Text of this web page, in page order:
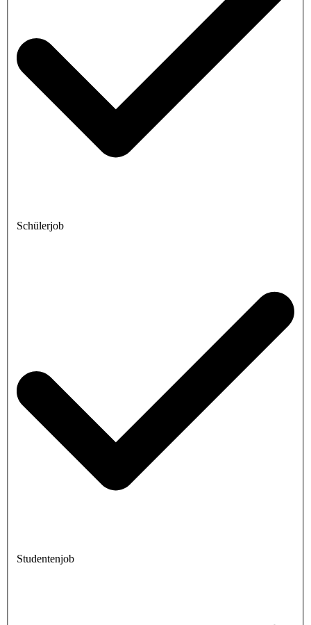
Schülerjob
Studentenjob